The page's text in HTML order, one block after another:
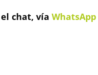
chat, vía WhatsApp